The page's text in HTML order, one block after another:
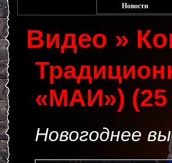
Новости
Видео »
«МАИ») (25
Новогоднее